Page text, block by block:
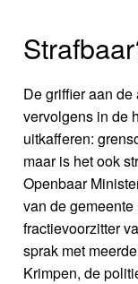
De griffier aan
vervolgens in de
uitkafferen:
maar is het ook
Openbaar
van de
fractievoorzitter
sprak met
Krimpen, de